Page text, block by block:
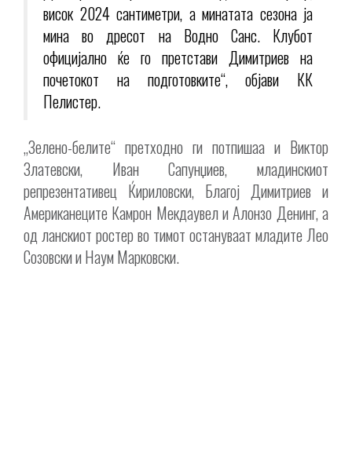
висок 2024 сантиметри, а минатата сезона ја
мина во дресот на Водно Санс. Клубот
официјално ќе го претстави Димитриев на
почетокот на подготовките“, објави КК
Пелистер.
„Зелено-белите“ претходно ги потпишаа и Виктор
Златевски, Иван Сапунџиев, младинскиот
репрезентативец Ќириловски, Благој Димитриев и
Американеците Камрон Мекдаувел и Алонзо Денинг, а
од ланскиот ростер во тимот остануваат младите Лео
Созовски и Наум Марковски.